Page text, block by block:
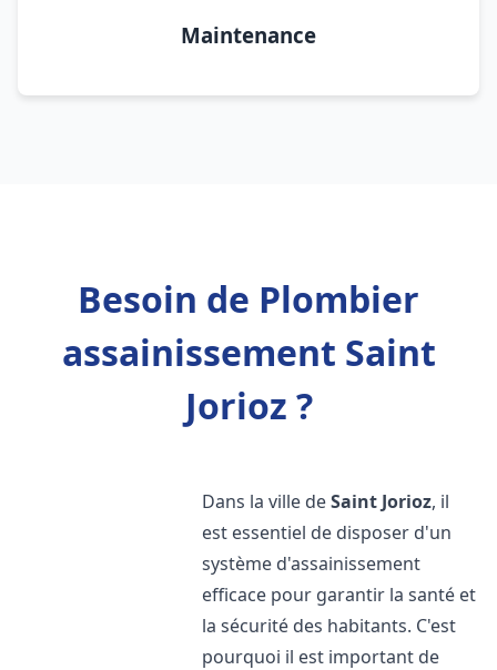
Maintenance
Besoin de Plombier
assainissement Saint
Jorioz ?
Dans la ville deSaint Jorioz, il
est essentiel de disposer d'un
système d'assainissement
efficace pour garantir la santé et
la sécurité des habitants. C'est
pourquoi il est important de